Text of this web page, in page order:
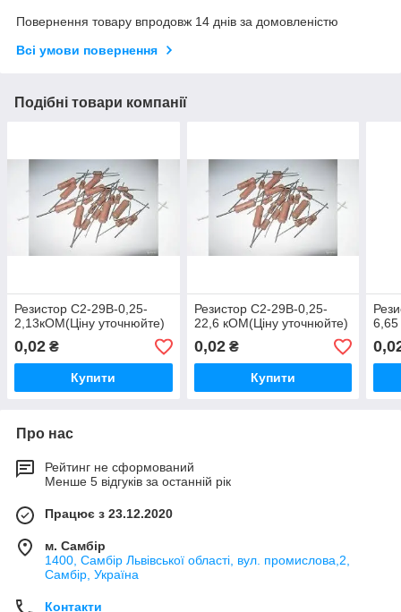
Повернення товару впродовж 14 днів за домовленістю
Всі умови повернення
Подібні товари компанії
Резистор С2-29В-0,25-
2,13кОМ(Ціну уточнюйте)
0,02 ₴
Купити
Резистор С2-29В-0,25-
22,6 кОМ(Ціну уточнюйте)
0,02₴
Купити
6,65
Про нас
Рейтинг не сформований
Менше 5 відгуків за останній рік
Працює з 23.12.2020
м. Самбір
1400, Самбір Львівської області, вул. промислова,2,
Самбір, Україна
Контакти